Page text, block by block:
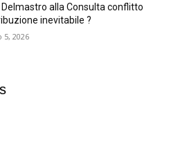
Delmastro alla Consulta conflitto
inevitabile ?
5, 2026